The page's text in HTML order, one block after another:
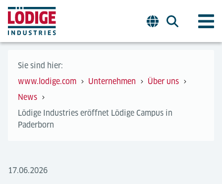
Sie sind hier:
www.lodige.com
Unternehmen
Über uns
News
Lödige Industries eröffnet Lödige Campus in
Paderborn
17.06.2026